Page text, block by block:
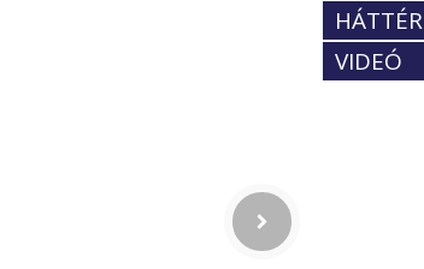
HÁTTÉR
VIDEÓ